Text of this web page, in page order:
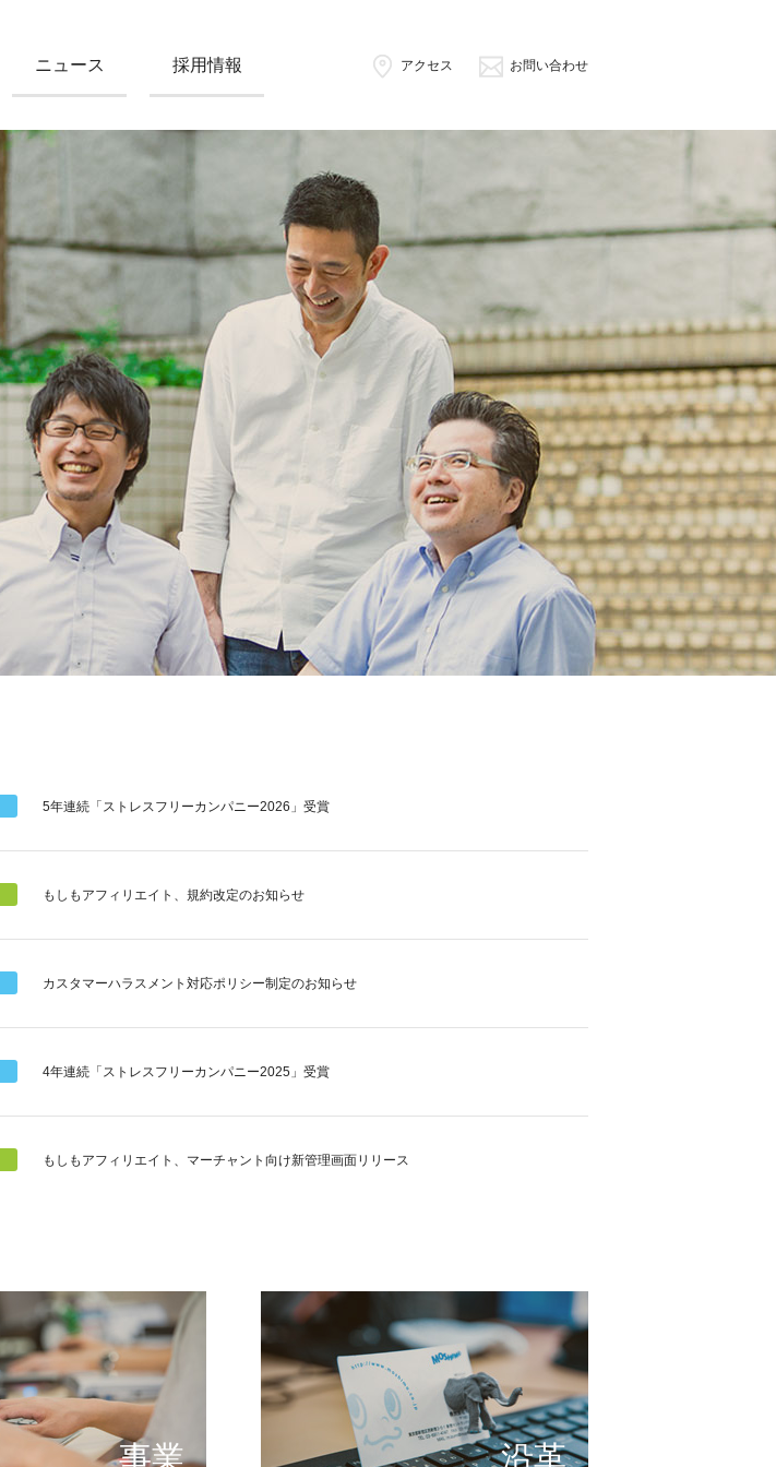
ニュース 採用情報 アクセス お問い合わせ
5年連続「ストレスフリーカンパニー2026」受賞
もしもアフィリエイト、規約改定のお知らせ
カスタマーハラスメント対応ポリシー制定のお知らせ
4年連続「ストレスフリーカンパニー2025」受賞
もしもアフィリエイト、マーチャント向け新管理画面リリース
事業
可能性の実現に向けて
提供するサービスの仕組み
沿革